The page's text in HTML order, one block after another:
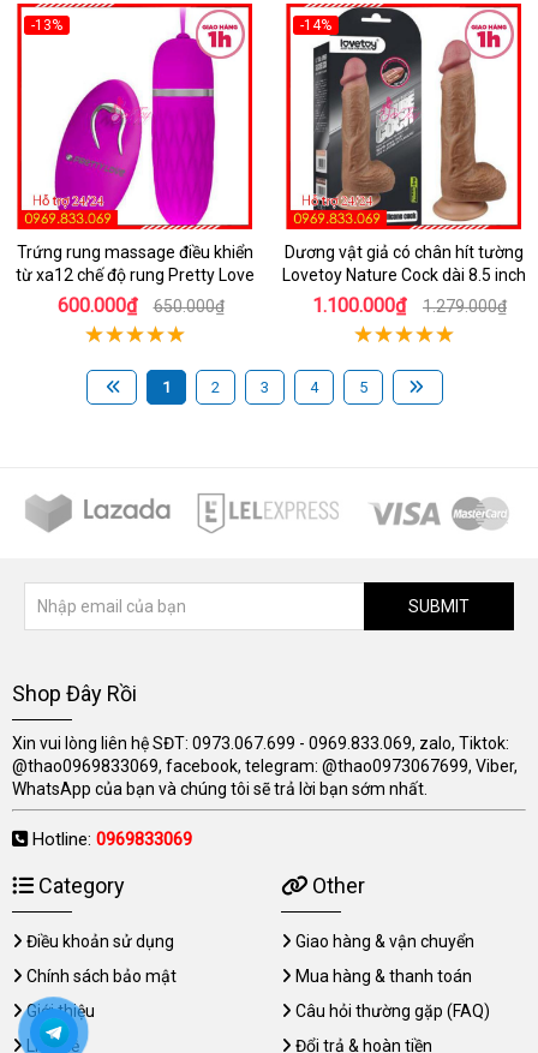
-13%
Trứng rung massage điều khiển
từ xa12 chế độ rung Pretty Love
600.000₫ 650.000₫
-14%
Dương vật giả có chân hít tường
Lovetoy Nature Cock dài 8.5 inch
1.100.000₫ 1.279.000₫
1 2 3 4 5
SUBMIT
Shop Đây Rồi
Xin vui lòng liên hệ SĐT: 0973.067.699 - 0969.833.069, zalo, Tiktok:
@thao0969833069, facebook, telegram: @thao0973067699, Viber,
WhatsApp của bạn và chúng tôi sẽ trả lời bạn sớm nhất.
Hotline: 0969833069
Category
Điều khoản sử dụng
Chính sách bảo mật
Giới thiệu
Liên hệ
Other
Giao hàng & vận chuyển
Mua hàng & thanh toán
Câu hỏi thường gặp (FAQ)
Đổi trả & hoàn tiền